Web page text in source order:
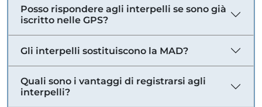
Posso rispondere agli interpelli se sono già
iscritto nelle GPS?
Gli interpelli sostituiscono la MAD?
Quali sono i vantaggi di registrarsi agli
interpelli?